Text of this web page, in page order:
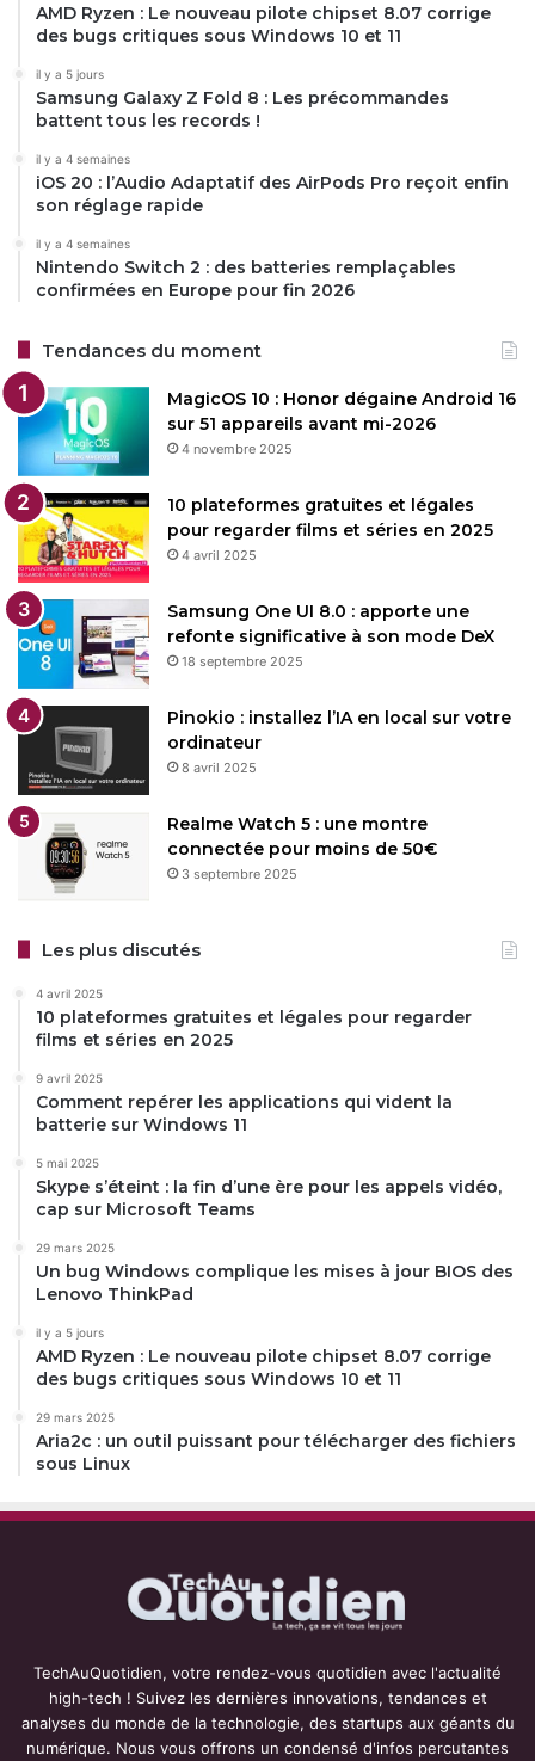
AMD Ryzen : Le nouveau pilote chipset 8.07 corrige
des bugs critiques sous Windows 10 et 11
il y a 5 jours
Samsung Galaxy Z Fold 8 : Les précommandes
battent tous les records !
il y a 4 semaines
iOS 20 : l’Audio Adaptatif des AirPods Pro reçoit enfin
son réglage rapide
il y a 4 semaines
Nintendo Switch 2 : des batteries remplaçables
confirmées en Europe pour fin 2026
Tendances du moment
MagicOS 10 : Honor dégaine Android 16
sur 51 appareils avant mi-2026
4 novembre 2025
10 plateformes gratuites et légales
pour regarder films et séries en 2025
4 avril 2025
Samsung One UI 8.0 : apporte une
refonte significative à son mode DeX
18 septembre 2025
Pinokio : installez l’IA en local sur votre
ordinateur
8 avril 2025
Realme Watch 5 : une montre
connectée pour moins de 50€
3 septembre 2025
Les plus discutés
4 avril 2025
10 plateformes gratuites et légales pour regarder
films et séries en 2025
9 avril 2025
Comment repérer les applications qui vident la
batterie sur Windows 11
5 mai 2025
Skype s’éteint : la fin d’une ère pour les appels vidéo,
cap sur Microsoft Teams
29 mars 2025
Un bug Windows complique les mises à jour BIOS des
Lenovo ThinkPad
il y a 5 jours
AMD Ryzen : Le nouveau pilote chipset 8.07 corrige
des bugs critiques sous Windows 10 et 11
29 mars 2025
Aria2c : un outil puissant pour télécharger des fichiers
sous Linux
TechAuQuotidien, votre rendez-vous quotidien avec l'actualité
high-tech ! Suivez les dernières innovations, tendances et
analyses du monde de la technologie, des startups aux géants du
numérique. Nous vous offrons un condensé d'infos percutantes